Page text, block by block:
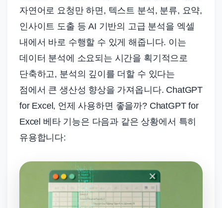
자연어로 요청만 하면, 텍스트 분석, 분류, 요약,
인사이트 도출 등 AI 기반의 고급 분석을 엑셀
내에서 바로 수행할 수 있게 해줍니다. 이는
데이터 분석에 소요되는 시간을 획기적으로
단축하고, 분석의 깊이를 더할 수 있다는
점에서 큰 생산성 향상을 가져옵니다. ChatGPT
for Excel, 언제 사용하면 좋을까? ChatGPT for
Excel 베타 기능은 다음과 같은 상황에서 특히
유용합니다: